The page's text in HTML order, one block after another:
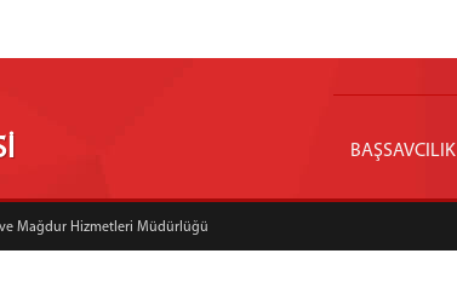
BAŞSAVCILIK
ve Mağdur Hizmetleri Müdürlüğü